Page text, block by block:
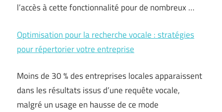
l’accès à cette fonctionnalité pour de nombreux …
Optimisation pour la recherche vocale : stratégies
pour répertorier votre entreprise
Moins de 30 % des entreprises locales apparaissent
dans les résultats issus d’une requête vocale,
malgré un usage en hausse de ce mode